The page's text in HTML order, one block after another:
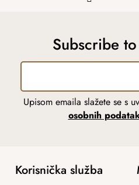
Subscribe
Upisom emaila slažete se s
osobnih
Korisnička služba